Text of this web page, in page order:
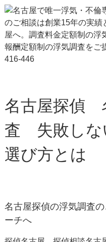
名古屋探偵
査 失敗しな
選び方とは
名古屋探偵の浮気調査
ーチへ